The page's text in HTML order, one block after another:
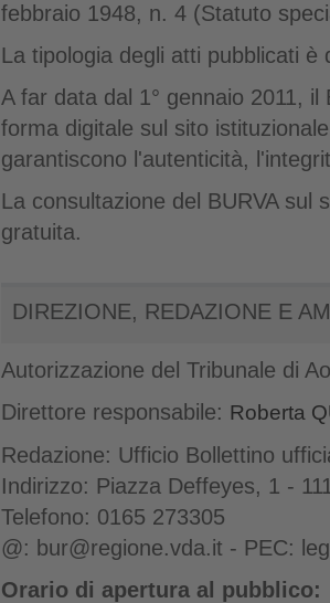
febbraio 1948, n. 4 (Statuto
La tipologia degli atti pubblicati è
A far data dal 1° gennaio 2011,
forma digitale sul sito
garantiscono l'autenticità,
La consultazione del BURVA sul
gratuita.
DIREZIONE, REDAZIONE E
Autorizzazione del Tribunale di
Direttore responsabile: Roberta
Redazione: Ufficio Bollettino
Indirizzo: Piazza Deffeyes, 1 -
Telefono: 0165 273305
@: bur@regione.vda.it - PEC:
Orario di apertura al pubblico: